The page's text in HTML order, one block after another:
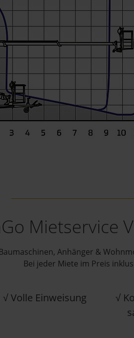
Mietservice
Anhänger &
Bei jeder Miete im Preis
√ Volle Ein­wei­sung
√